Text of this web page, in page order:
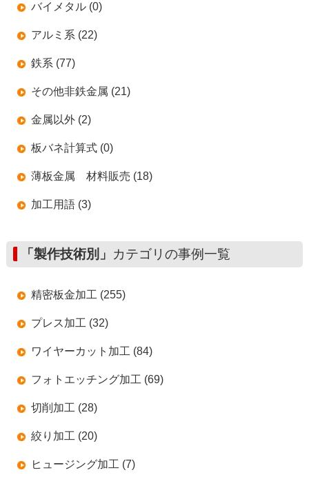
バイメタル (0)
アルミ系 (22)
鉄系 (77)
その他非鉄金属 (21)
金属以外 (2)
板バネ計算式 (0)
薄板金属 材料販売 (18)
加工用語 (3)
「製作技術別」 カテゴリの事例一覧
精密板金加工 (255)
プレス加工 (32)
ワイヤーカット加工 (84)
フォトエッチング加工 (69)
切削加工 (28)
絞り加工 (20)
ヒュージング加工 (7)